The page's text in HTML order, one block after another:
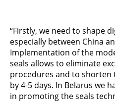
“Firstly, we need to shape
especially between China
Implementation of the
seals allows to eliminate
procedures and to shorten
by 4-5 days. In Belarus we
in promoting the seals